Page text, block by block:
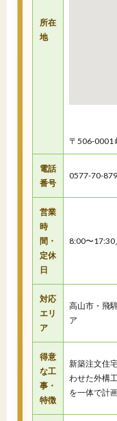
所在
地
〒506-0001
電話
番号
0577-70-
営業
時
間・
定休
日
8:00〜17:30
対応
エリ
ア
高山市・飛
ア
得意
な工
事・
特徴
新築注文住
わせた外構
を一体で計